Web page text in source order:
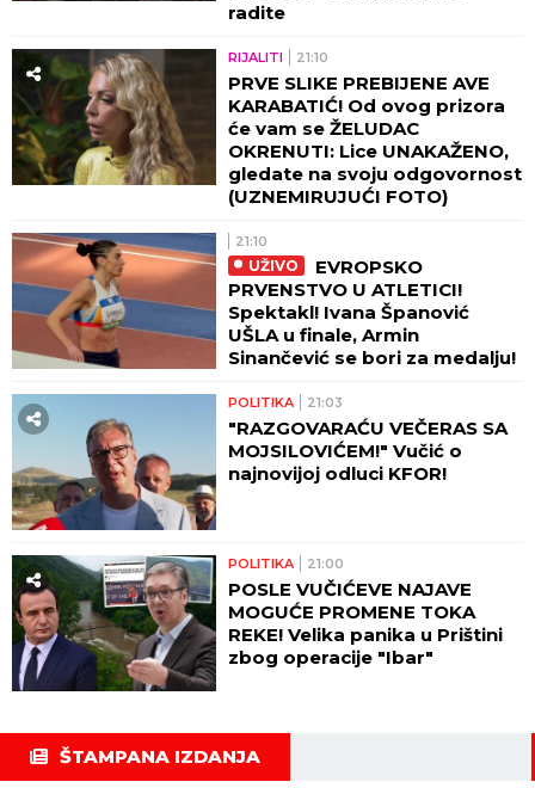
radite
RIJALITI 21:10
PRVE SLIKE PREBIJENE AVE
KARABATIĆ! Od ovog prizora
će vam se ŽELUDAC
OKRENUTI: Lice UNAKAŽENO,
gledate na svoju odgovornost
(UZNEMIRUJUĆI FOTO)
21:10
UŽIVO
EVROPSKO
PRVENSTVO U ATLETICI!
Spektakl! Ivana Španović
UŠLA u finale, Armin
Sinančević se bori za medalju!
POLITIKA 21:03
"RAZGOVARAĆU VEČERAS SA
MOJSILOVIĆEM!" Vučić o
najnovijoj odluci KFOR!
POLITIKA 21:00
POSLE VUČIĆEVE NAJAVE
MOGUĆE PROMENE TOKA
REKE! Velika panika u Prištini
zbog operacije "Ibar"
ŠTAMPANA IZDANJA